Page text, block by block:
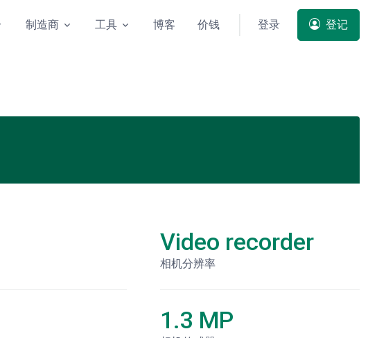
制造商 工具 博客 价钱 登录 登记
Video recorder
相机分辨率
1.3 MP